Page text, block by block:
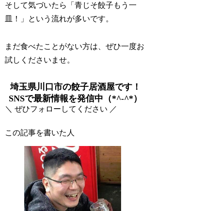
そして気づいたら「青じそ餃子もう一
皿！」という流れが多いです。
まだ食べたことがない方は、ぜひ一度お
試しくださいませ。
埼玉県川口市の餃子居酒屋です！
SNSで最新情報を発信中（*^-^*）
＼ ぜひフォローしてください ／
この記事を書いた人